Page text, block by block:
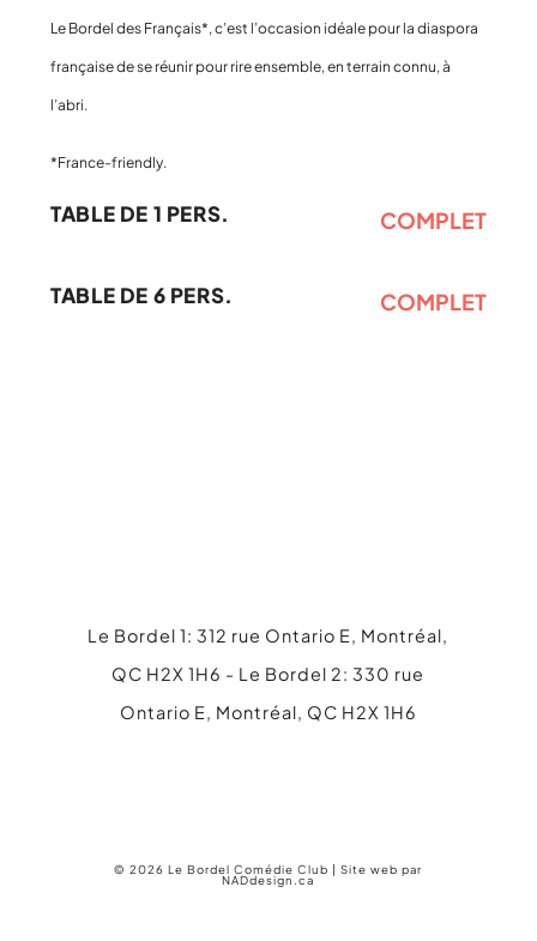
Le Bordel des Français*, c’est l’occasion idéale pour la diaspora
française de se réunir pour rire ensemble, en terrain connu, à
l’abri.
*France-friendly.
TABLE DE 1 PERS. COMPLET
TABLE DE 6 PERS. COMPLET
Le Bordel 1: 312 rue Ontario E, Montréal,
QC H2X 1H6 - Le Bordel 2: 330 rue
Ontario E, Montréal, QC H2X 1H6
© 2026 Le Bordel Comédie Club | Site web par
NADdesign.ca